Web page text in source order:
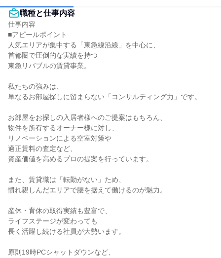
職種と仕事内容
仕事内容
■アピールポイント
人気エリアが集中する「東急線沿線」を中心に、
首都圏で圧倒的な実績を持つ
東急リバブルの賃貸事業。
私たちの強みは、
単なるお部屋探しに留まらない「コンサルティング力」です。
お部屋をお探しの入居者様へのご提案はもちろん、
物件を所有するオーナー様に対し、
リノベーションによる空室対策や
適正賃料の査定など、
資産価値を高めるプロの提案を行っています。
また、賃貸職は「転勤がない」ため、
慣れ親しんだエリアで腰を据えて働けるのが魅力。
産休・育休の取得実績も豊富で、
ライフステージが変わっても
長く活躍し続ける社員が大勢います。
原則19時PCシャットダウンなど、